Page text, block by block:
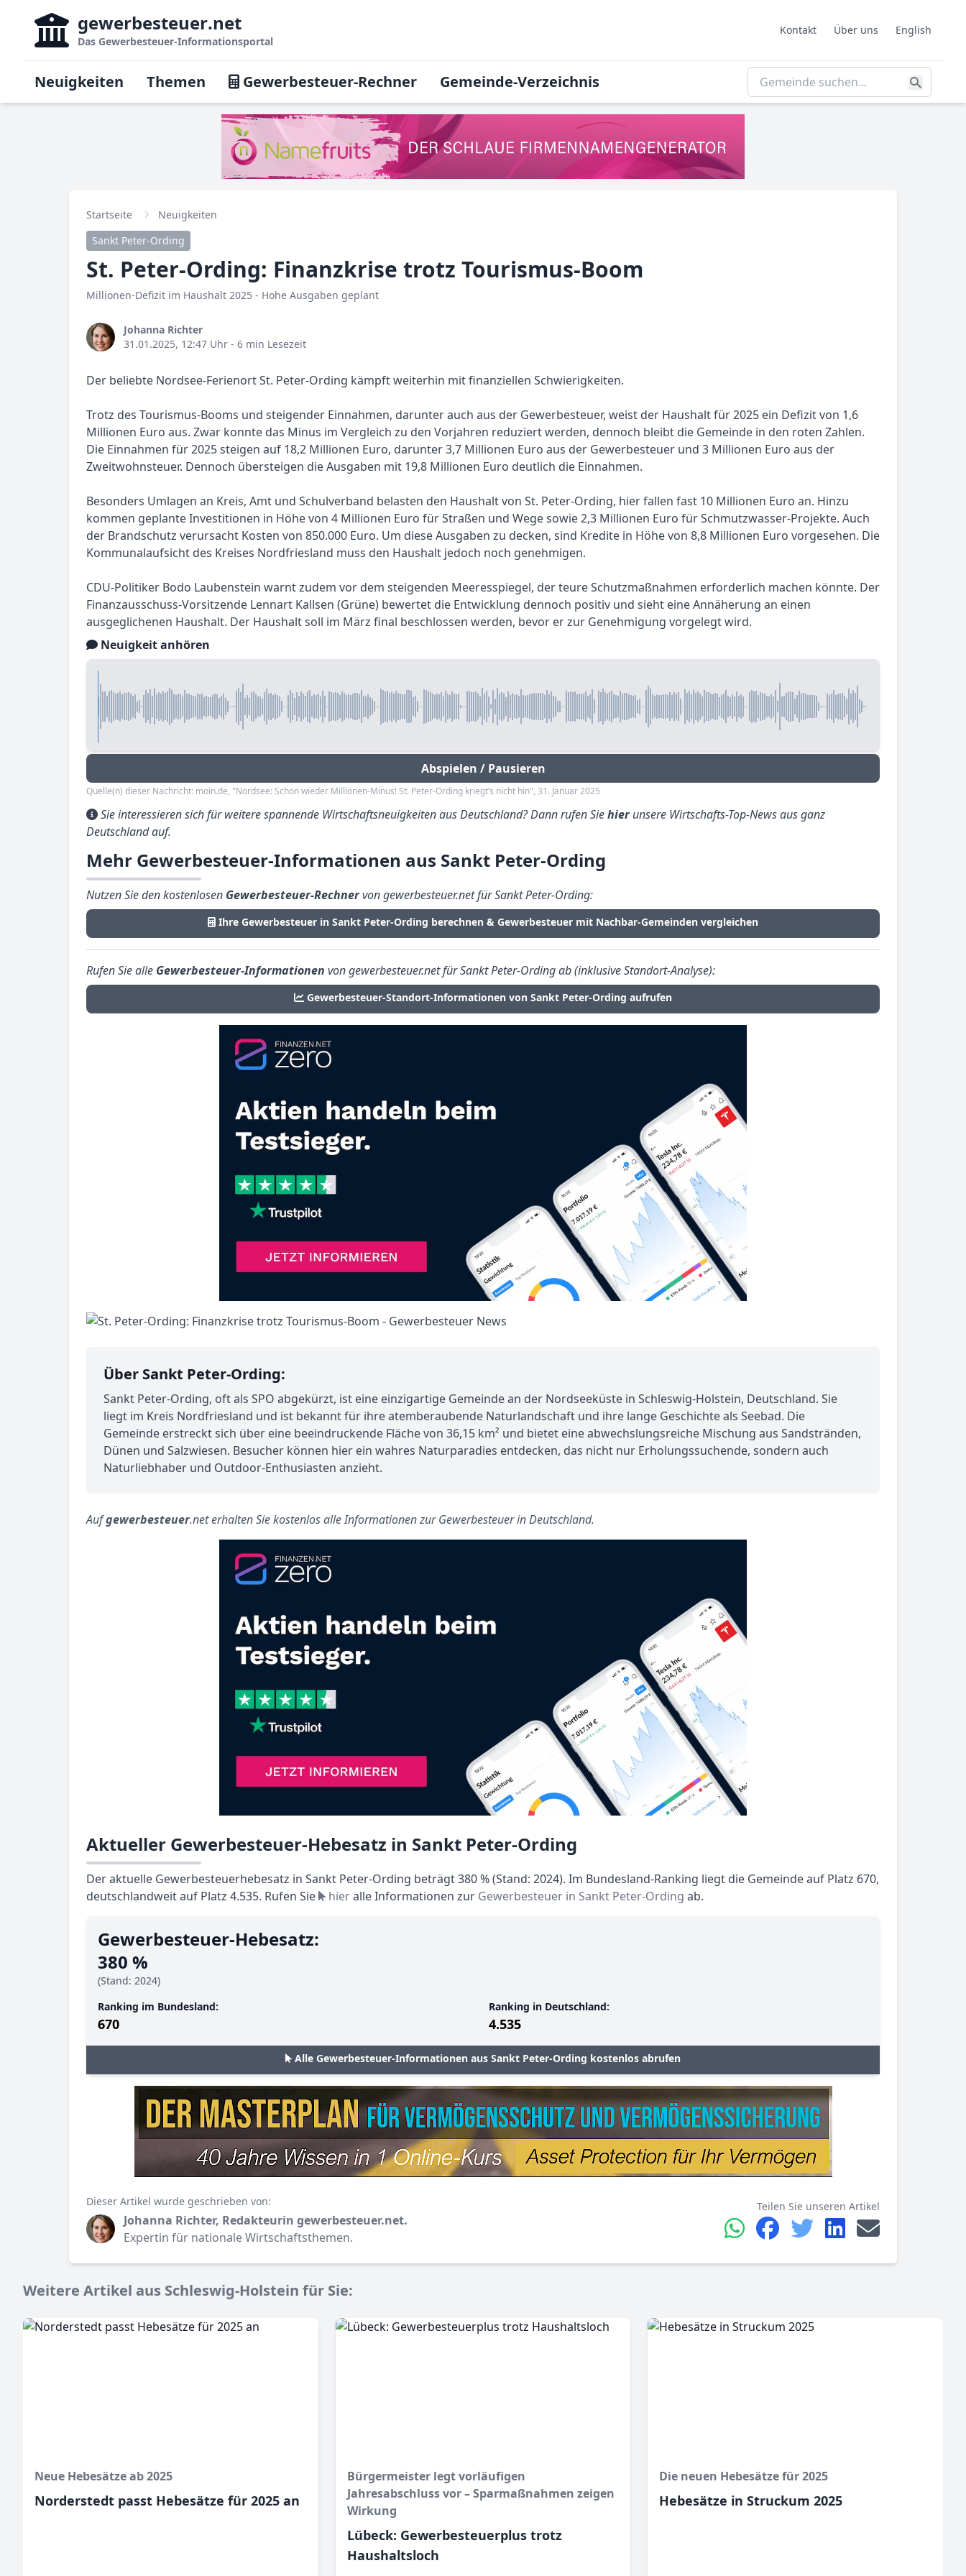
gewerbesteuer.net
Das Gewerbesteuer-Informationsportal
Kontakt Über uns English
Neuigkeiten Themen Gewerbesteuer-Rechner Gemeinde-Verzeichnis
Startseite
Neuigkeiten
Sankt Peter-Ording
St. Peter-Ording: Finanzkrise trotz Tourismus-Boom
Millionen-Defizit im Haushalt 2025 - Hohe Ausgaben geplant
Johanna Richter
31.01.2025, 12:47 Uhr - 6 min Lesezeit
Der beliebte Nordsee-Ferienort St. Peter-Ording kämpft weiterhin mit finanziellen Schwierigkeiten.
Trotz des Tourismus-Booms und steigender Einnahmen, darunter auch aus der Gewerbesteuer, weist der Haushalt für 2025 ein Defizit von 1,6
Millionen Euro aus. Zwar konnte das Minus im Vergleich zu den Vorjahren reduziert werden, dennoch bleibt die Gemeinde in den roten Zahlen.
Die Einnahmen für 2025 steigen auf 18,2 Millionen Euro, darunter 3,7 Millionen Euro aus der Gewerbesteuer und 3 Millionen Euro aus der
Zweitwohnsteuer. Dennoch übersteigen die Ausgaben mit 19,8 Millionen Euro deutlich die Einnahmen.
Besonders Umlagen an Kreis, Amt und Schulverband belasten den Haushalt von St. Peter-Ording, hier fallen fast 10 Millionen Euro an. Hinzu
kommen geplante Investitionen in Höhe von 4 Millionen Euro für Straßen und Wege sowie 2,3 Millionen Euro für Schmutzwasser-Projekte. Auch
der Brandschutz verursacht Kosten von 850.000 Euro. Um diese Ausgaben zu decken, sind Kredite in Höhe von 8,8 Millionen Euro vorgesehen. Die
Kommunalaufsicht des Kreises Nordfriesland muss den Haushalt jedoch noch genehmigen.
CDU-Politiker Bodo Laubenstein warnt zudem vor dem steigenden Meeresspiegel, der teure Schutzmaßnahmen erforderlich machen könnte. Der
Finanzausschuss-Vorsitzende Lennart Kallsen (Grüne) bewertet die Entwicklung dennoch positiv und sieht eine Annäherung an einen
ausgeglichenen Haushalt. Der Haushalt soll im März final beschlossen werden, bevor er zur Genehmigung vorgelegt wird.
Neuigkeit anhören
Abspielen / Pausieren
Quelle(n) dieser Nachricht: moin.de, "Nordsee: Schon wieder Millionen-Minus! St. Peter-Ording kriegt’s nicht hin", 31. Januar 2025
Sie interessieren sich für weitere spannende Wirtschaftsneuigkeiten aus Deutschland? Dann rufen Siehierunsere Wirtschafts-Top-News aus ganz
Deutschland auf.
Mehr Gewerbesteuer-Informationen aus Sankt Peter-Ording
Nutzen Sie den kostenlosen Gewerbesteuer-Rechnervon gewerbesteuer.net für Sankt Peter-Ording:
Ihre Gewerbesteuer in Sankt Peter-Ording berechnen & Gewerbesteuer mit Nachbar-Gemeinden vergleichen
Rufen Sie alle Gewerbesteuer-Informationen von gewerbesteuer.net für Sankt Peter-Ording ab (inklusive Standort-Analyse):
Gewerbesteuer-Standort-Informationen von Sankt Peter-Ording aufrufen
Über Sankt Peter-Ording:
Sankt Peter-Ording, oft als SPO abgekürzt, ist eine einzigartige Gemeinde an der Nordseeküste in Schleswig-Holstein, Deutschland. Sie
liegt im Kreis Nordfriesland und ist bekannt für ihre atemberaubende Naturlandschaft und ihre lange Geschichte als Seebad. Die
Gemeinde erstreckt sich über eine beeindruckende Fläche von 36,15 km² und bietet eine abwechslungsreiche Mischung aus Sandstränden,
Dünen und Salzwiesen. Besucher können hier ein wahres Naturparadies entdecken, das nicht nur Erholungssuchende, sondern auch
Naturliebhaber und Outdoor-Enthusiasten anzieht.
Aufgewerbesteuer.net erhalten Sie kostenlos alle Informationen zur Gewerbesteuer in Deutschland.
Aktueller Gewerbesteuer-Hebesatz in Sankt Peter-Ording
Der aktuelle Gewerbesteuerhebesatz in Sankt Peter-Ording beträgt 380 % (Stand: 2024). Im Bundesland-Ranking liegt die Gemeinde auf Platz 670,
deutschlandweit auf Platz 4.535. Rufen Sie
hieralle Informationen zur Gewerbesteuer in Sankt Peter-Ording ab.
Gewerbesteuer-Hebesatz:
380 %
(Stand: 2024)
Ranking im Bundesland:
670
Ranking in Deutschland:
4.535
Alle Gewerbesteuer-Informationen aus Sankt Peter-Ording kostenlos abrufen
Dieser Artikel wurde geschrieben von:
Johanna Richter, Redakteurin gewerbesteuer.net.
Expertin für nationale Wirtschaftsthemen.
Teilen Sie unseren Artikel
Weitere Artikel aus Schleswig-Holstein für Sie:
Neue Hebesätze ab 2025
Norderstedt passt Hebesätze für 2025 an
Bürgermeister legt vorläufigen
Jahresabschluss vor – Sparmaßnahmen zeigen
Wirkung
Lübeck: Gewerbesteuerplus trotz
Haushaltsloch
Die neuen Hebesätze für 2025
Hebesätze in Struckum 2025